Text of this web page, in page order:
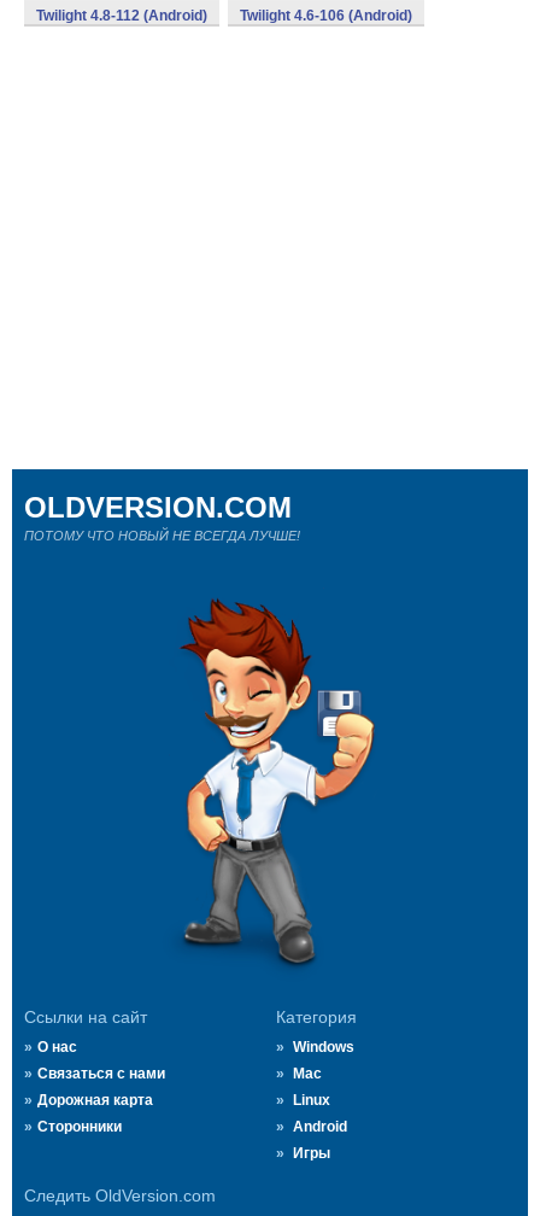
Twilight 4.8-112 (Android) Twilight 4.6-106 (Android)
Ссылки на сайт
О нас
Связаться с нами
Дорожная карта
Сторонники
Категория
Windows
Mac
Linux
Android
Игры
Следить OldVersion.com
OLDVERSION.COM
ПОТОМУ ЧТО НОВЫЙ НЕ ВСЕГДА ЛУЧШЕ!